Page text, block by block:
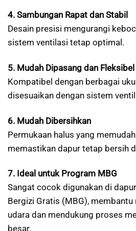
4. Sambungan Rapat dan Stabil
Desain presisi mengurangi
sistem ventilasi tetap optimal.
5. Mudah Dipasang dan Fleksibel
Kompatibel dengan berbagai
disesuaikan dengan sistem
6. Mudah Dibersihkan
Permukaan halus yang
memastikan dapur tetap bersih
7. Ideal untuk Program MBG
Sangat cocok digunakan di
Bergizi Gratis (MBG),
udara dan mendukung proses
besar.